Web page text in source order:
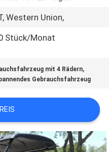
Western Union,
Stück/Monat
mit 4 Rädern,
Gebrauchsfahrzeug